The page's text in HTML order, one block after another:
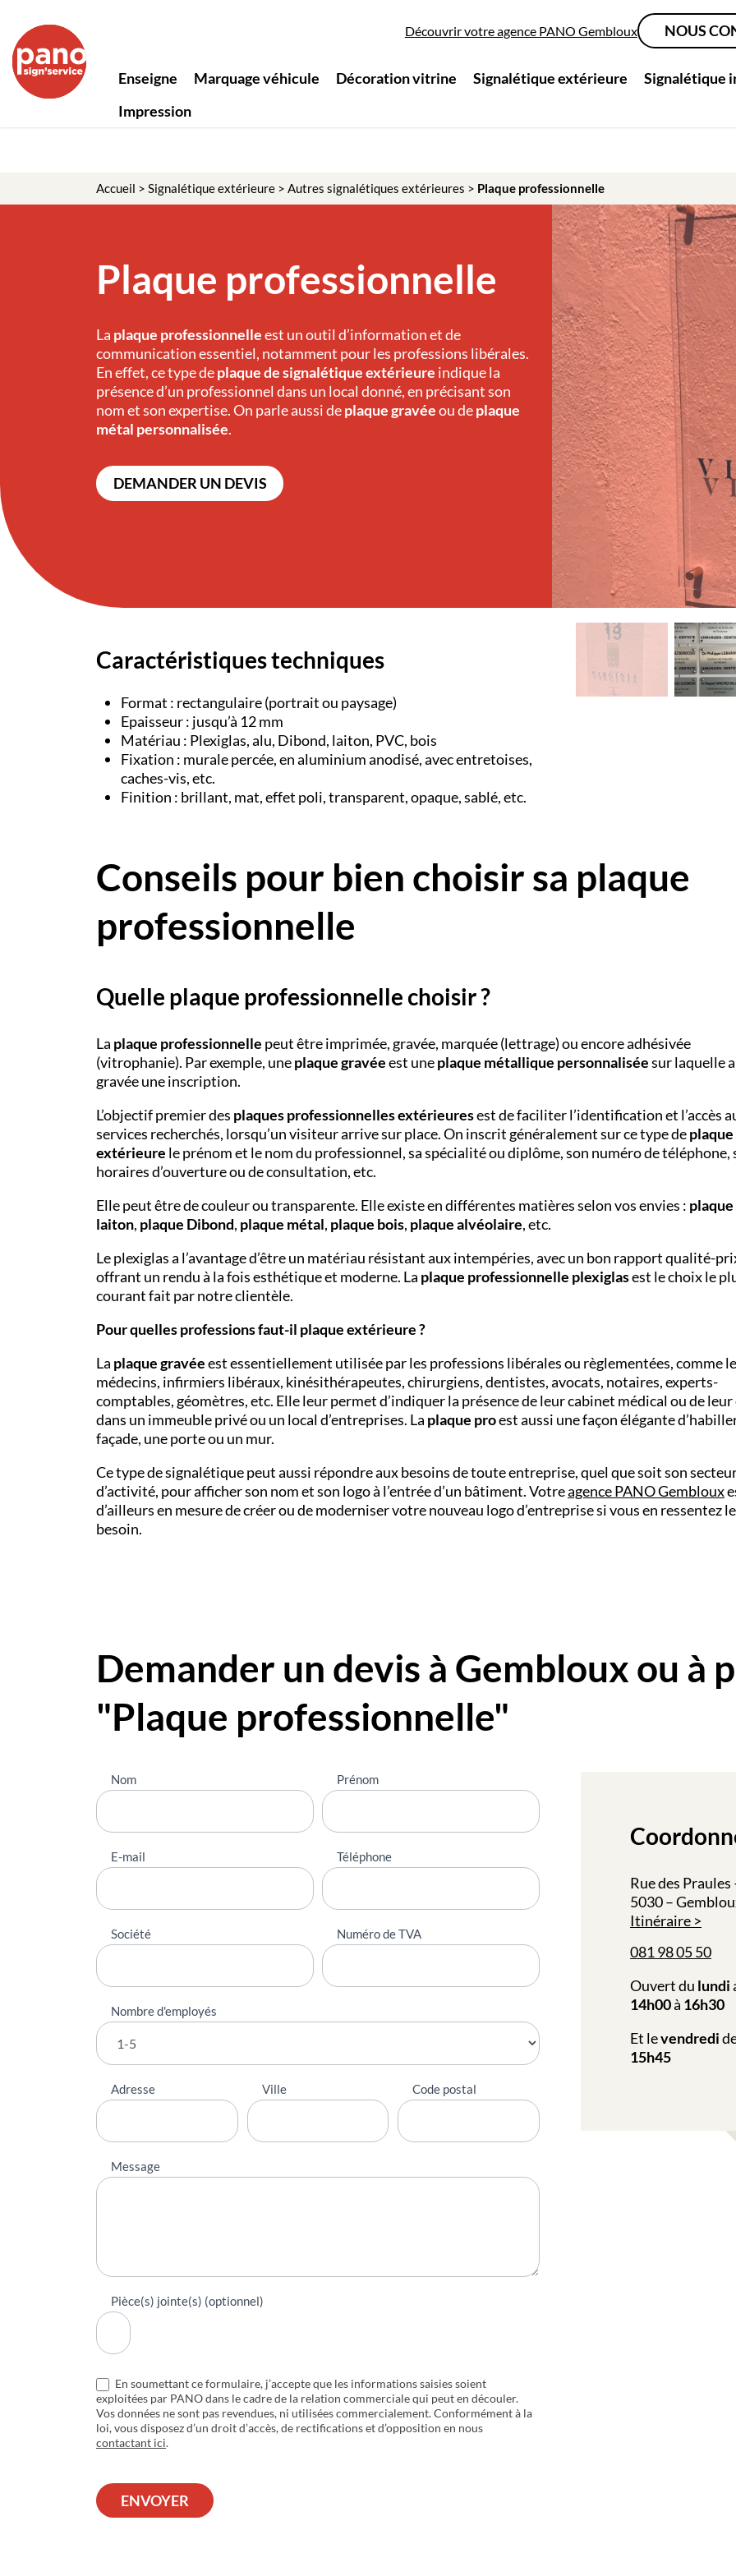
Enseigne Marquage véhicule Décoration vitrine Signalétique extérieure
Signalétique
Impression
Découvrir votre agence PANO Gembloux NOUS
Accueil > Signalétique extérieure > Autres signalétiques extérieures > Plaque professionnelle
Plaque professionnelle
La plaque professionnelleest un outil d’information et de
communication essentiel, notamment pour les professions libérales.
En effet, ce type deplaque de signalétique extérieure indique la
présence d’un professionnel dans un local donné, en précisant son
nom et son expertise. On parle aussi deplaque gravéeou deplaque
métal personnalisée.
DEMANDER UN DEVIS
Caractéristiques techniques
Format : rectangulaire (portrait ou paysage)
Epaisseur : jusqu’à 12 mm
Matériau : Plexiglas, alu, Dibond, laiton, PVC, bois
Fixation : murale percée, en aluminium anodisé, avec entretoises,
caches-vis, etc.
Finition : brillant, mat, effet poli, transparent, opaque, sablé, etc.
Conseils pour bien choisir sa plaque
professionnelle
Quelle plaque professionnelle choisir ?
La plaque professionnelle peut être imprimée, gravée, marquée (lettrage) ou encore adhésivée
(vitrophanie). Par exemple, uneplaque gravéeest uneplaque métallique personnaliséesur laquelle
gravée une inscription.
L’objectif premier des plaques professionnelles extérieuresest de faciliter l’identification et l’accès
services recherchés, lorsqu’un visiteur arrive sur place. On inscrit généralement sur ce type deplaque
extérieure le prénom et le nom du professionnel, sa spécialité ou diplôme, son numéro de téléphone,
horaires d’ouverture ou de consultation, etc.
Elle peut être de couleur ou transparente. Elle existe en différentes matières selon vos envies : plaque
laiton, plaque Dibond, plaque métal, plaque bois, plaque alvéolaire, etc.
Le plexiglas a l’avantage d’être un matériau résistant aux intempéries, avec un bon rapport qualité-
offrant un rendu à la fois esthétique et moderne. La plaque professionnelle plexiglasest le choix le
courant fait par notre clientèle.
Pour quelles professions faut-il plaque extérieure ?
La plaque gravéeest essentiellement utilisée par les professions libérales ou règlementées, comme
médecins, infirmiers libéraux, kinésithérapeutes, chirurgiens, dentistes, avocats, notaires, experts-
comptables, géomètres, etc. Elle leur permet d’indiquer la présence de leur cabinet médical ou de
dans un immeuble privé ou un local d’entreprises. La plaque proest aussi une façon élégante
façade, une porte ou un mur.
Ce type de signalétique peut aussi répondre aux besoins de toute entreprise, quel que soit son
d’activité, pour afficher son nom et son logo à l’entrée d’un bâtiment. Votreagence PANO Gembloux
d’ailleurs en mesure de créer ou de moderniser votre nouveau logo d’entreprise si vous en ressentez le
besoin.
Demander un devis à Gembloux ou à
"Plaque professionnelle"
Nous
contacter
Nom Prénom
E-mail Téléphone
Société Numéro de TVA
Nombre d'employés
Adresse Ville Code postal
Message
Pièce(s) jointe(s) (optionnel)
En soumettant ce formulaire, j’accepte que les informations saisies soient
exploitées par PANO dans le cadre de la relation commerciale qui peut en découler.
Vos données ne sont pas revendues, ni utilisées commercialement. Conformément à la
loi, vous disposez d’un droit d’accès, de rectifications et d’opposition en nous
contactant ici.
ENVOYER
Rue des Praules
5030 –
Itinéraire
081 98 05 50
Ouvert du lundi
14h00à 16h30
Et levendredi
15h45